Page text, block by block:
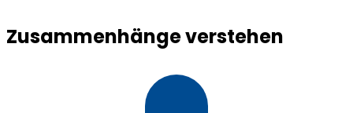
Zusammenhänge verstehen